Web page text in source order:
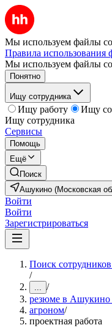
Мы используем файлы
Правила использования
Мы используем файлы
Понятно
Ищу сотрудника
Ищу работу
Ищу
Ищу сотрудника
Сервисы
Помощь
Ещё
Поиск
Ашукино (Московская
Войти
Войти
Зарегистрироваться
Поиск
/
... /
резюме в Ашукино
агроном/
проектная работа